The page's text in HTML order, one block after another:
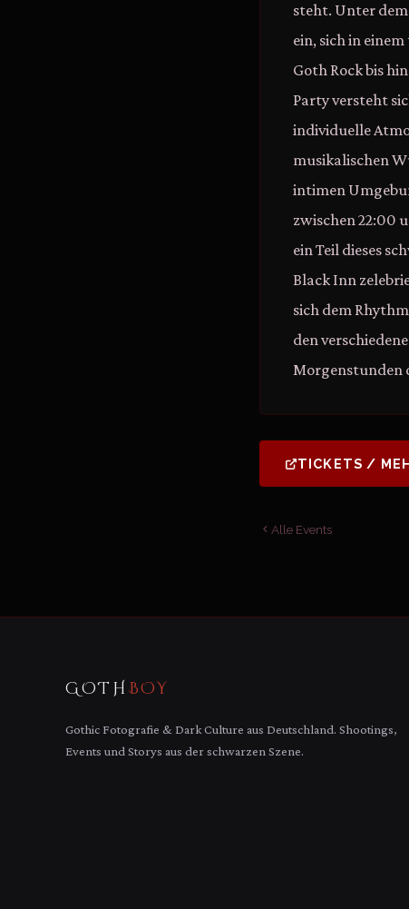
steht. Unter
ein, sich in
Goth Rock bis
Party versteht
individuelle
musikalischen
intimen
zwischen 22:00
ein Teil dieses
Black Inn
sich dem
den
Morgenstunden
TICKETS /
Alle Events
GOTH BOY
Gothic Fotografie & Dark Culture aus Deutschland. Shootings,
Events und Storys aus der schwarzen Szene.